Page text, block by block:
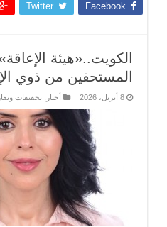
Facebook
Twitter
الكويت..«هيئة
المستحقين من ذوي
8 أبريل، 2026 أخبار تحقيقات